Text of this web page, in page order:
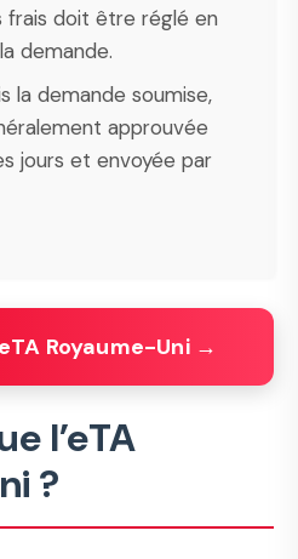
frais doit être réglé en
demande.
la demande soumise,
approuvée
jours et envoyée par
Royaume-Uni →
l’eTA
?